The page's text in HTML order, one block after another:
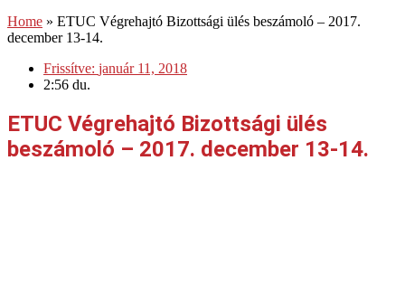
Home » ETUC Végrehajtó Bizottsági ülés beszámoló – 2017.
december 13-14.
Frissítve: január 11, 2018
2:56 du.
ETUC Végrehajtó Bizottsági ülés
beszámoló – 2017. december 13-14.